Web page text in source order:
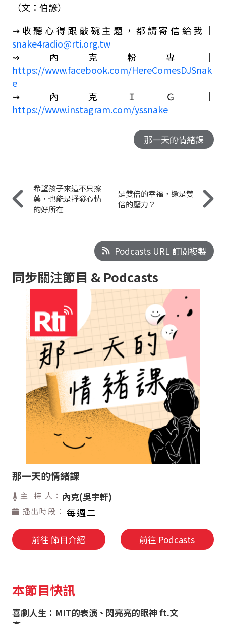
（文：伯諺）
⇝收聽心得跟敲碗主題，都請寄信給我｜
snake4radio@rti.org.tw
⇝內克粉專｜
https://www.facebook.com/HereComesDJSnak
e
⇝內克ＩＧ
｜
https://www.instagram.com/yssnake
那一天的情緒課
希望孩子來這不只擦
藥，也能是抒發心情
的好所在
是雙倍的幸福，還是雙
倍的壓力？
Podcasts URL 訂閱複製
同步關注節目 & Podcasts
那一天的情緒課
主 持 人： 內克(吳宇軒)
播出時段： 每週二
前往 節目介紹 前往 Podcasts
本節目快訊
喜劇人生：MIT的表演、閃亮亮的眼神 ft.文